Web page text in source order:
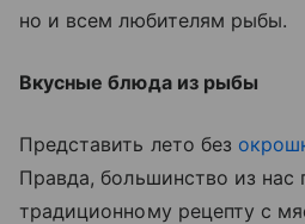
но и всем любителям рыбы.
Вкусные блюда из рыбы
Представить лето без
Правда, большинство из нас
традиционному рецепту с